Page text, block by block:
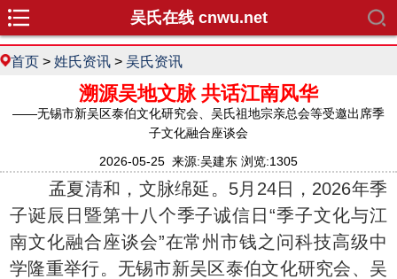
吴氏在线 cnwu.net
首页 > 姓氏资讯 > 吴氏资讯
溯源吴地文脉 共话江南风华
——无锡市新吴区泰伯文化研究会、吴氏祖地宗亲总会等受邀出席季
子文化融合座谈会
2026-05-25 来源:吴建东 浏览:1305
孟夏清和，文脉绵延。5月24日，2026年季
子诞辰日暨第十八个季子诚信日“季子文化与江
南文化融合座谈会”在常州市钱之问科技高级中
学隆重举行。无锡市新吴区泰伯文化研究会、吴